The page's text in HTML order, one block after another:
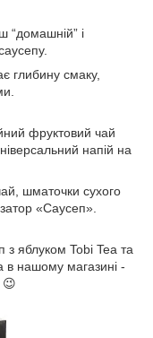
“домашній” і
глибину смаку,
фруктовий чай
напій на
шматочки сухого
«Саусеп».
з яблуком Tobi Tea та
в нашому магазині -
😉